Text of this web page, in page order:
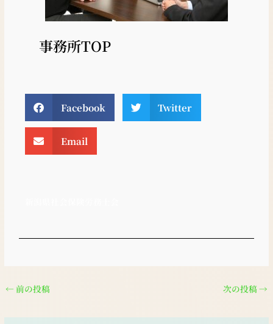
事務所TOP
Facebook Twitter
Email
← 前の投稿 次の投稿 →